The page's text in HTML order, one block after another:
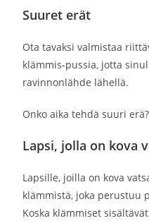
Suuret erät
Ota tavaksi valmistaa
klämmis-pussia, jotta
ravinnonlähde lähellä.
Onko aika tehdä suuri erä?
Lapsi, jolla on kova
Lapsille, joilla on kova
klämmistä, joka perustuu
Koska klämmiset